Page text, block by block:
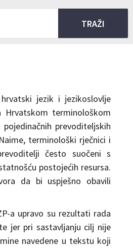
jezik i jezikoslovlje
terminološkom
prevoditeljskih
terminološki rječnici i
često suočeni s
postojećih resursa.
da bi uspješno obavili
a upravo su rezultati rada
jer pri sastavljanju cilj nije
navedene u tekstu koji